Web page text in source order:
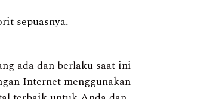
sepuasnya.
ada dan berlaku saat ini
Internet menggunakan